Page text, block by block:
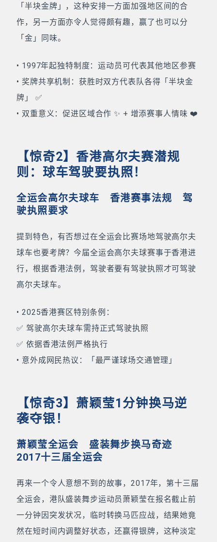
「半块金牌」，这种安排一方面加强地区间的合
作，另一方面亦令人觉得颇有趣，赢了也可以分
「金」同味。
• 1997年起独特制度：运动员可代表其他地区参赛
• 奖牌共享机制：获胜时双方代表队各得「半块金
牌」 ✅
• 双重意义：促进区域合作 ✨ + 增添赛事人情味 ❤️
【惊奇2】香港高尔夫赛潜规
则：球车驾驶要执照！
全运会高尔夫球车 香港赛事法规 驾
驶执照要求
提到特色，有否想过在全运会比赛场地驾驶高尔夫
球车也要考牌？今届全运会高尔夫球赛事于香港进
行，根据香港法例，驾驶者要有驾驶执照才可驾驶
高尔夫球车。
• 2025香港赛区特别条例：
✅ 驾驶高尔夫球车需持正式驾驶执照
✅ 依据香港法例严格执行
• 意外成网民热议：「最严谨球场交通管理」
【惊奇3】萧颖莹1分钟换马逆
袭夺银！
萧颖莹全运会 盛装舞步换马奇迹
2017十三届全运会
再来一个令人意想不到的故事，2017年，第十三届
全运会，港队盛装舞步运动员萧颖莹在报名截止前
一分钟因突发状况，临时转换马匹应战，结果她竟
然在短时间内调整好状态，还赢得银牌，这种淡定